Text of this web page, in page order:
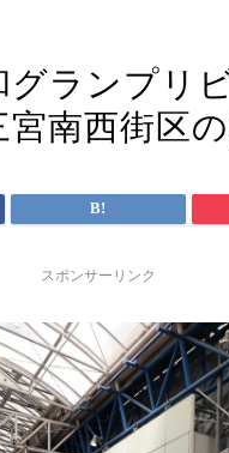
グランプリ
南西街区
スポンサーリンク